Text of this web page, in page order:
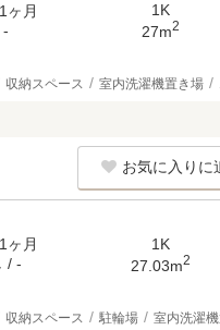
ヶ月
-
1K
27m2
収納スペース 室内洗濯機置き場
お気に入りに
ヶ月
/ -
1K
27.03m2
収納スペース 駐輪場 室内洗濯